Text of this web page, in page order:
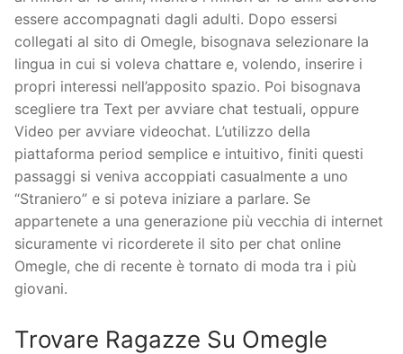
essere accompagnati dagli adulti. Dopo essersi
collegati al sito di Omegle, bisognava selezionare la
lingua in cui si voleva chattare e, volendo, inserire i
propri interessi nell’apposito spazio. Poi bisognava
scegliere tra Text per avviare chat testuali, oppure
Video per avviare videochat. L’utilizzo della
piattaforma period semplice e intuitivo, finiti questi
passaggi si veniva accoppiati casualmente a uno
“Straniero” e si poteva iniziare a parlare. Se
appartenete a una generazione più vecchia di internet
sicuramente vi ricorderete il sito per chat online
Omegle, che di recente è tornato di moda tra i più
giovani.
Trovare Ragazze Su Omegle